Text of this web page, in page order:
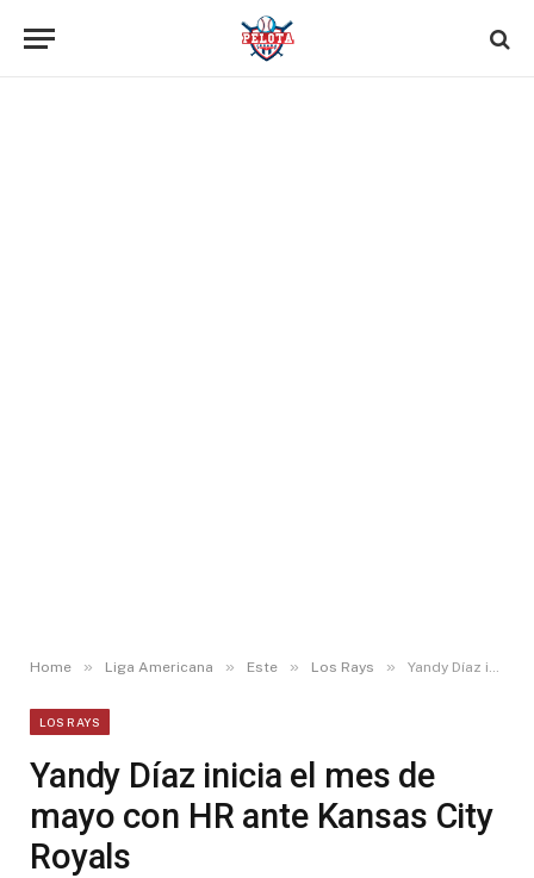
Home » Liga Americana » Este » Los Rays » Yandy Díaz inicia el mes de mayo con HR ante Kansas City Royals
LOS RAYS
Yandy Díaz inicia el mes de
mayo con HR ante Kansas City
Royals